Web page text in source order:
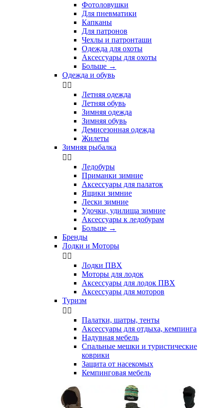
Фотоловушки
Для пневматики
Капканы
Для патронов
Чехлы и патронташи
Одежда для охоты
Аксессуары для охоты
Больше →
Одежда и обувь
 
Летняя одежда
Летняя обувь
Зимняя одежда
Зимняя обувь
Демисезонная одежда
Жилеты
Зимняя рыбалка
 
Ледобуры
Приманки зимние
Аксессуары для палаток
Ящики зимние
Лески зимние
Удочки, удилища зимние
Аксессуары к ледобурам
Больше →
Бренды
Лодки и Моторы
 
Лодки ПВХ
Моторы для лодок
Аксессуары для лодок ПВХ
Аксессуары для моторов
Туризм
 
Палатки, шатры, тенты
Аксессуары для отдыха, кемпинга
Надувная мебель
Спальные мешки и туристические
коврики
Защита от насекомых
Кемпинговая мебель